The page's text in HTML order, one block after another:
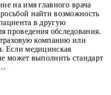
на имя главного врача
найти возможность
в другую
проведения обследования.
компанию или
Если медицинская
может выполнить стандарт